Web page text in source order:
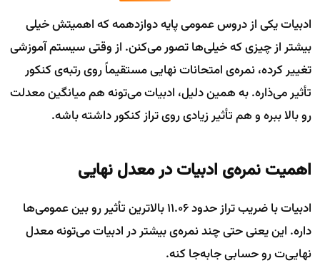
ادبیات یکی از دروس عمومی پایه دوازدهمه که اهمیتش خیلی
بیشتر از چیزی که خیلی‌ها تصور می‌کنن. از وقتی سیستم آموزشی
تغییر کرده، نمره‌ی امتحانات نهایی مستقیماً روی رتبه‌ی کنکور
تأثیر می‌ذاره. به همین دلیل، ادبیات می‌تونه هم میانگین معدلت
رو بالا ببره و هم تأثیر زیادی روی تراز کنکور داشته باشه.
اهمیت نمره‌ی ادبیات در معدل نهایی
ادبیات با ضریب تراز حدود ۱۱.۰۶ بالاترین تأثیر رو بین عمومی‌ها
داره. این یعنی حتی چند نمره‌ی بیشتر در ادبیات می‌تونه معدل
نهایی‌ت رو حسابی جابه‌جا کنه.